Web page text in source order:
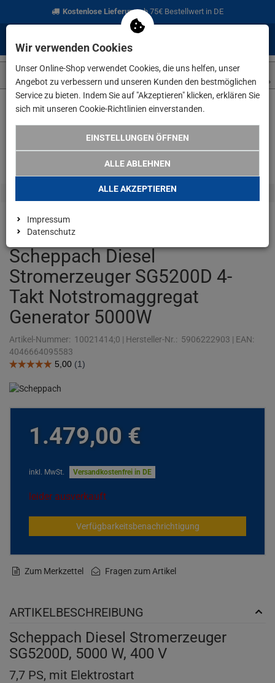
Kostenlose Lieferungab 75€ Bestellwert in DE
Scheppach Diesel
Stromerzeuger SG5200D 4-
Takt Notstromaggregat
Generator 5000W
Artikel-Nummer: 10021414;0 | Hersteller-Nr.: 5906222903 | EAN:
4046664095583
1.479,00 €
inkl. MwSt. Versandkostenfrei in DE
leider ausverkauft
Verfügbarkeitsbenachrichtigung
Zum Merkzettel Fragen zum Artikel
ARTIKELBESCHREIBUNG
Scheppach Diesel Stromerzeuger
SG5200D, 5000 W, 400 V
7,7 PS, mit Elektrostart
Wir verwenden Cookies
Unser Online-Shop verwendet Cookies, die uns helfen, unser
Angebot zu verbessern und unseren Kunden den bestmöglichen
Service zu bieten. Indem Sie auf "Akzeptieren" klicken, erklären Sie
sich mit unseren Cookie-Richtlinien einverstanden.
EINSTELLUNGEN ÖFFNEN
ALLE ABLEHNEN
ALLE AKZEPTIEREN
Impressum
Datenschutz